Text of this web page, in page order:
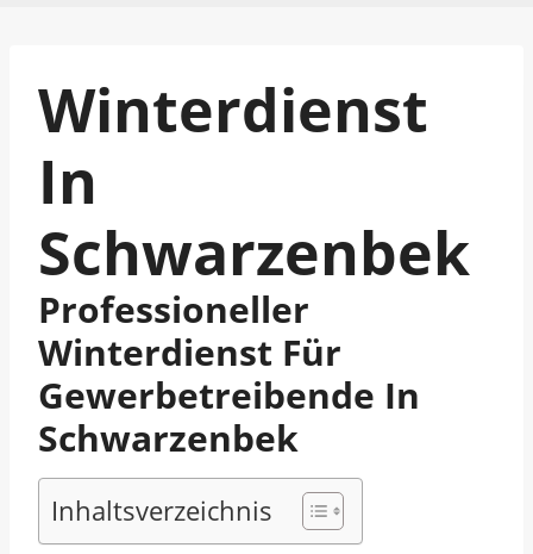
Winterdienst
In
Schwarzenbek
Professioneller
Winterdienst Für
Gewerbetreibende In
Schwarzenbek
Inhaltsverzeichnis